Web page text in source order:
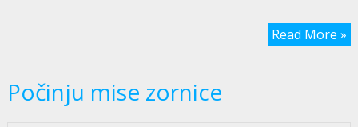
Read More »
Počinju mise zornice